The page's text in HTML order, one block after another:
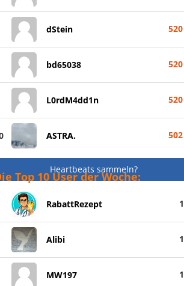
dStein 520
bd65038 520
L0rdM4dd1n 520
ASTRA. 502
Heartbeats sammeln?
Top 10 User der Woche:
RabattRezept
Alibi
MW197